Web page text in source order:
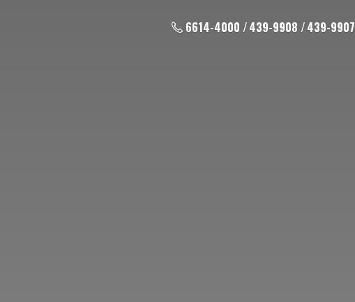
6614-4000 / 439-9908 / 439-9907